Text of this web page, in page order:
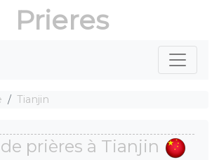
Prieres
Tianjin
prières à Tianjin